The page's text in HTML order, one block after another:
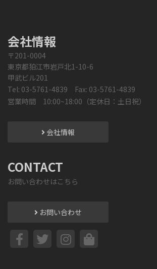
会社情報
〒201-0004
東京都狛江市岩戸北1-10-6
甲武ビル201
Tel: 03-5761-4839 Fax: 03-5761-4839
営業時間 10:00~18:00（定休日：土日祝）
会社情報
CONTACT
お問い合わせはこちら
お問い合わせ